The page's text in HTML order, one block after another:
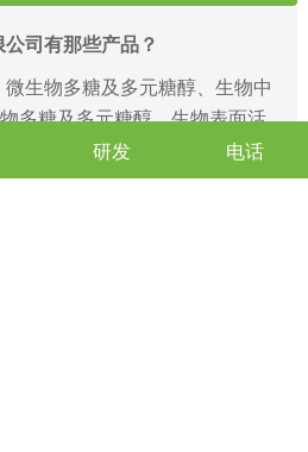
司有那些产品？
生物多糖及多元糖醇、生物中
多糖及多元糖醇、生物表面活
生物刺激素、生物基化学品、
研发 电话